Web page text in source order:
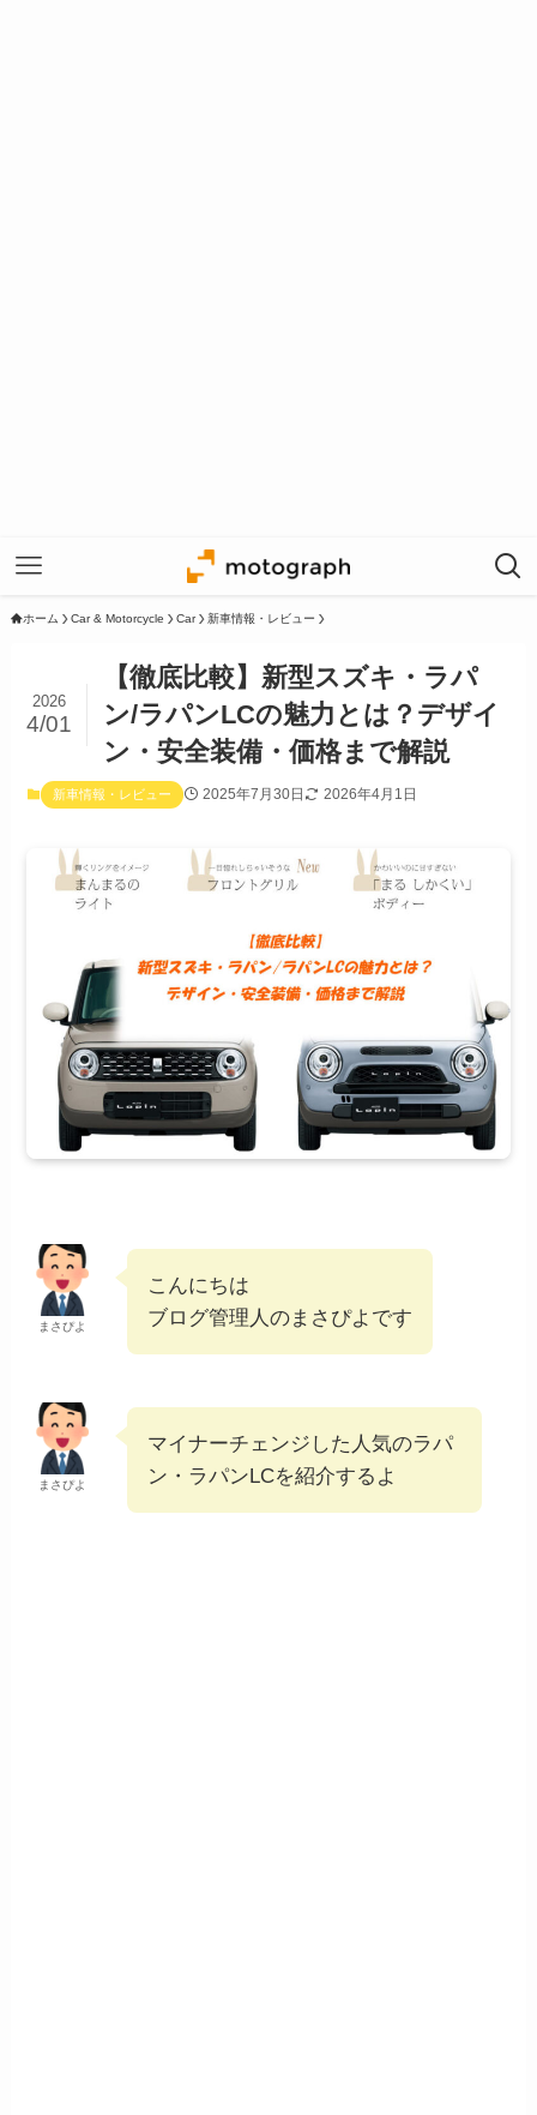
ホーム Car & Motorcycle Car 新車情報・レビュー
【徹底比較】新型スズキ・ラパ
ン/ラパンLCの魅力とは？デザイ
ン・安全装備・価格まで解説
2026
4/01
新車情報・レビュー 2025年7月30日 2026年4月1日
まさぴよ
こんにちは
ブログ管理人のまさぴよです
まさぴよ
マイナーチェンジした人気のラパ
ン・ラパンLCを紹介するよ